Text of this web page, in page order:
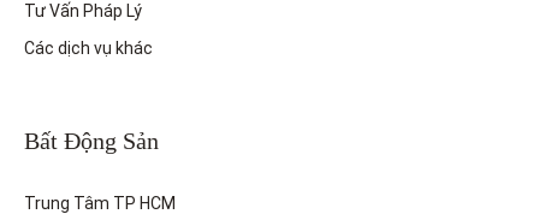
Tư Vấn Pháp Lý
Các dịch vụ khác
Bất Động Sản
Trung Tâm TP HCM